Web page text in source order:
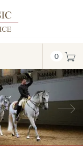
0